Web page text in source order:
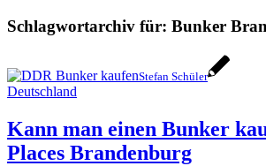
Schlagwortarchiv für: Bunker
Stefan Schüler
Deutschland
Kann man einen Bunker
Places Brandenburg